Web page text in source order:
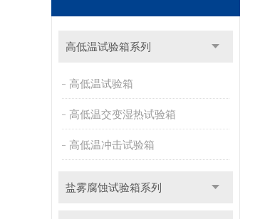
高低温试验箱系列
高低温试验箱
高低温交变湿热试验箱
高低温冲击试验箱
盐雾腐蚀试验箱系列